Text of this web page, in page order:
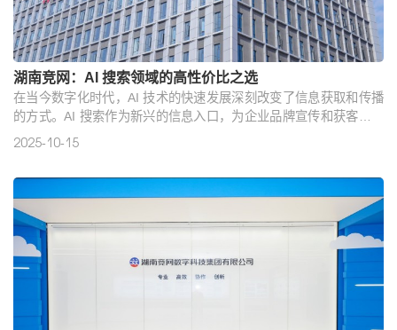
湖南竞网：AI 搜索领域的高性价比之选
在当今数字化时代，AI 技术的快速发展深刻改变了信息获取和传播
的方式。AI 搜索作为新兴的信息入口，为企业品牌宣传和获客带来
了新的机遇和挑战。在众多 AI 搜索公司中，湖南竞网智赢网络技术
2025-10-15